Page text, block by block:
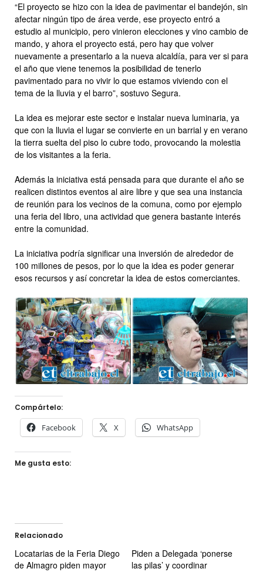
“El proyecto se hizo con la idea de pavimentar el bandejón, sin
afectar ningún tipo de área verde, ese proyecto entró a
estudio al municipio, pero vinieron elecciones y vino cambio de
mando, y ahora el proyecto está, pero hay que volver
nuevamente a presentarlo a la nueva alcaldía, para ver si para
el año que viene tenemos la posibilidad de tenerlo
pavimentado para no vivir lo que estamos viviendo con el
tema de la lluvia y el barro”, sostuvo Segura.
La idea es mejorar este sector e instalar nueva luminaria, ya
que con la lluvia el lugar se convierte en un barrial y en verano
la tierra suelta del piso lo cubre todo, provocando la molestia
de los visitantes a la feria.
Además la iniciativa está pensada para que durante el año se
realicen distintos eventos al aire libre y que sea una instancia
de reunión para los vecinos de la comuna, como por ejemplo
una feria del libro, una actividad que genera bastante interés
entre la comunidad.
La iniciativa podría significar una inversión de alrededor de
100 millones de pesos, por lo que la idea es poder generar
esos recursos y así concretar la idea de estos comerciantes.
Compártelo:
Facebook X WhatsApp
Me gusta esto:
Relacionado
Locatarias de la Feria Diego
de Almagro piden mayor
Piden a Delegada ‘ponerse
las pilas’ y coordinar